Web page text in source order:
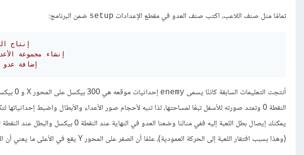
تمامًا مثل صنف اللاعب، اكتب صنف العدو في مقطع الإعدادات setup ضمن البرنامج:
# إنتاج
# إنشاء مجموعة
# إضافة
أنتجت التعليمات السابقة كائنًا يسمى enemy
النقطة 0 وتمتد صورته للأسفل تبعًا لمساحتها، لذا تنبه لأحجام صور الأعداء والأبطال واضبط
(وهذا بسبب افتقار اللعبة إلى الحركة العمودية)، علمًا أن الصفر على المحور Y يقع في الأعلى ما يعني أن الأرقام تزداد كلما اتجهت نحو أسفل الشاشة.